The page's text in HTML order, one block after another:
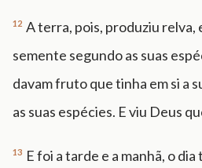
12 A terra, pois, produziu relva,
semente segundo as suas
davam fruto que tinha em si a
as suas espécies. E viu Deus
13 E foi a tarde e a manhã, o